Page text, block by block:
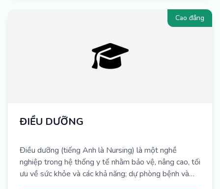
Cao đẳng
ĐIỀU DƯỠNG
Điều dưỡng (tiếng Anh là Nursing) là một nghề
nghiệp trong hệ thống y tế nhằm bảo vệ, nâng cao, tối
ưu về sức khỏe và các khả năng; dự phòng bệnh và